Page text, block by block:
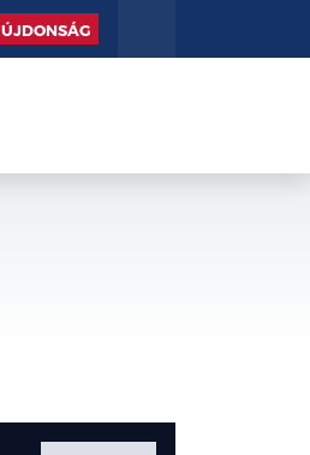
ÚJDONSÁG